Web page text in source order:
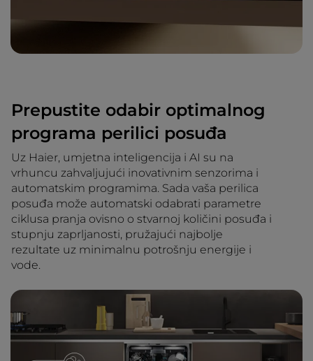
Prepustite odabir optimalnog
programa perilici posuđa
Uz Haier, umjetna inteligencija i AI su na
vrhuncu zahvaljujući inovativnim senzorima i
automatskim programima. Sada vaša perilica
posuđa može automatski odabrati parametre
ciklusa pranja ovisno o stvarnoj količini posuđa i
stupnju zaprljanosti, pružajući najbolje
rezultate uz minimalnu potrošnju energije i
vode.